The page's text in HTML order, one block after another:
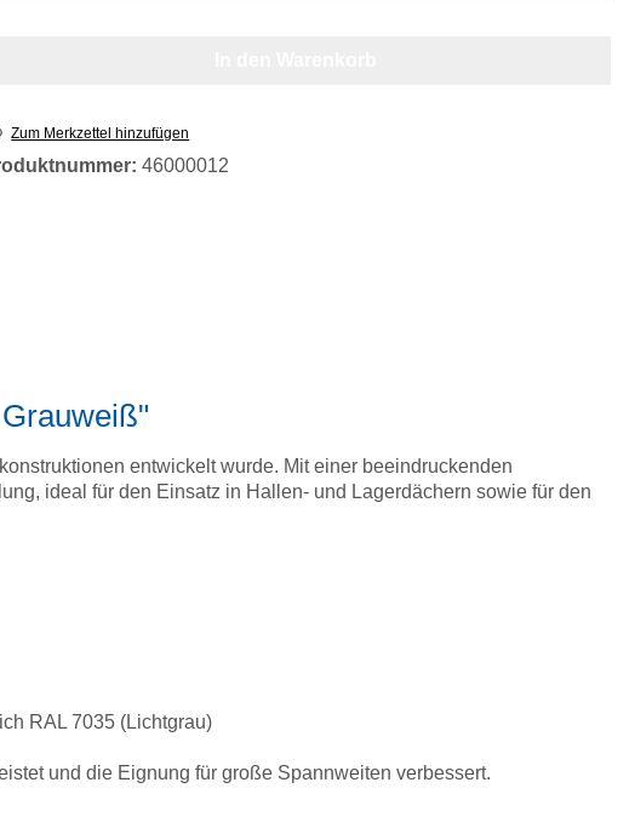
Zum Merkzettel hinzufügen
46000012
entwickelt wurde. Mit einer beeindruckenden
ideal für den Einsatz in Hallen- und Lagerdächern sowie für den
RAL 7035 (Lichtgrau)
und die Eignung für große Spannweiten verbessert.